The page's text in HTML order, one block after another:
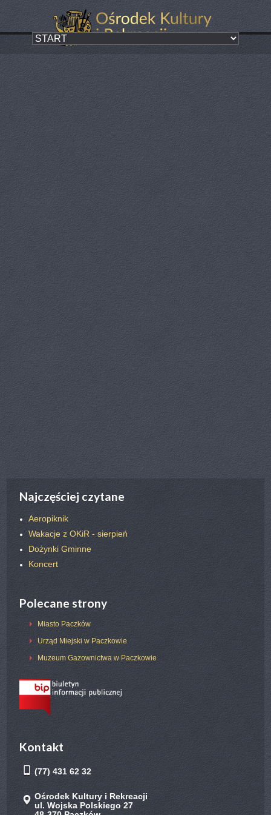
Kredą zmalowane
Kategoria: ZA NAMI
poprz. nast.
Najczęściej czytane
Aeropiknik
Wakacje z OKiR - sierpień
Dożynki Gminne
Koncert
Polecane strony
Miasto Paczków
Urząd Miejski w Paczkowie
Muzeum Gazownictwa w Paczkowie
Kontakt
(77) 431 62 32
Ośrodek Kultury i Rekreacji
ul. Wojska Polskiego 27